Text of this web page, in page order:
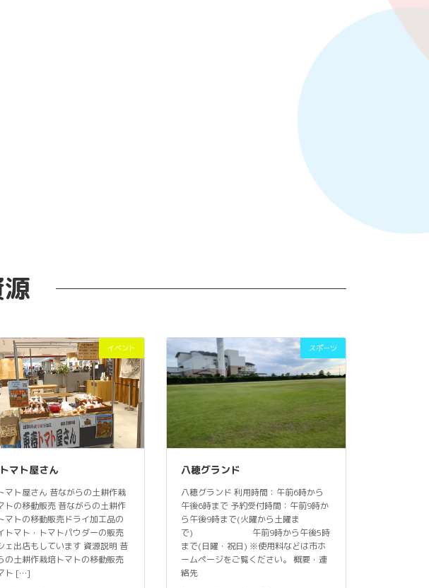
イベント
マト屋さん
マト屋さん 昔ながらの土耕作栽
トの移動販売 昔ながらの土耕作
マトの移動販売ドライ加工品の
トマト・トマトパウダーの販売
ェ出店もしています 資源説明 昔
の土耕作栽培トマトの移動販売
ト […]
スポーツ
八穂グランド
八穂グランド 利用時間：午前6時から
午後6時まで 予約受付時間：午前9時か
ら午後9時まで(火曜から土曜ま
で) 午前9時から午後5時
まで(日曜・祝日) ※使用料などは市ホ
ームページをご覧ください。 概要・連
絡先